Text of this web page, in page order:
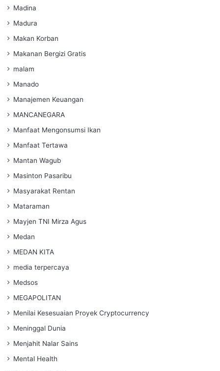
Madina
Madura
Makan Korban
Makanan Bergizi Gratis
malam
Manado
Manajemen Keuangan
MANCANEGARA
Manfaat Mengonsumsi Ikan
Manfaat Tertawa
Mantan Wagub
Masinton Pasaribu
Masyarakat Rentan
Mataraman
Mayjen TNI Mirza Agus
Medan
MEDAN KITA
media terpercaya
Medsos
MEGAPOLITAN
Menilai Kesesuaian Proyek Cryptocurrency
Meninggal Dunia
Menjahit Nalar Sains
Mental Health